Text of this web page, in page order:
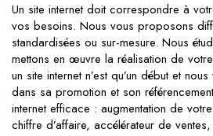
Un site internet doit correspondre à
vos besoins. Nous vous proposons
standardisées ou sur-mesure. Nous
mettons en œuvre la réalisation de
un site internet n’est qu’un début et
dans sa promotion et son
internet efficace : augmentation de
chiffre d’affaire, accélérateur de